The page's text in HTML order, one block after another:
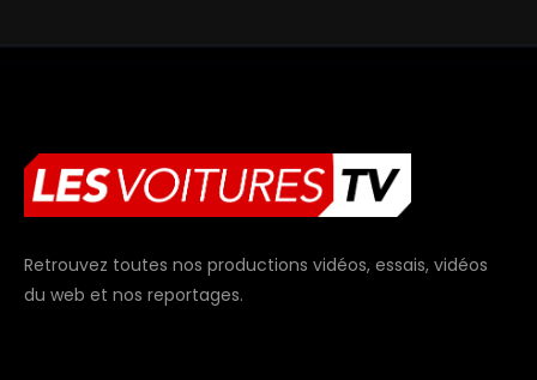
Retrouvez toutes nos productions vidéos, essais, vidéos
du web et nos reportages.